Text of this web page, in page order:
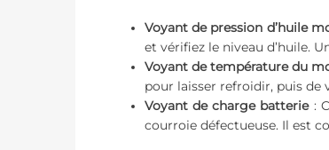
Voyant de pression d’huile
et vérifiez le niveau d’huile.
Voyant de température du
pour laisser refroidir, puis de
Voyant de charge batterie:
courroie défectueuse. Il est